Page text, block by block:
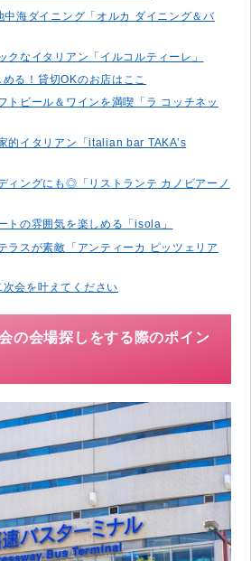
海ダイニング「オルカ ダイニング＆バ
クなイタリアン「イルコルティーレ」
る！貸切OKのお店はここ
トビール＆ワインを満喫「ラ コッチネッ
的イタリアン「italian bar TAKA’s
ィングにも◎「リストランテ カノビアーノ
トの雰囲気を楽しめる「isola」
ラスが素敵「アンティーカ ピッツェリア
会を叶えてください
の会場探しをする際のポイン